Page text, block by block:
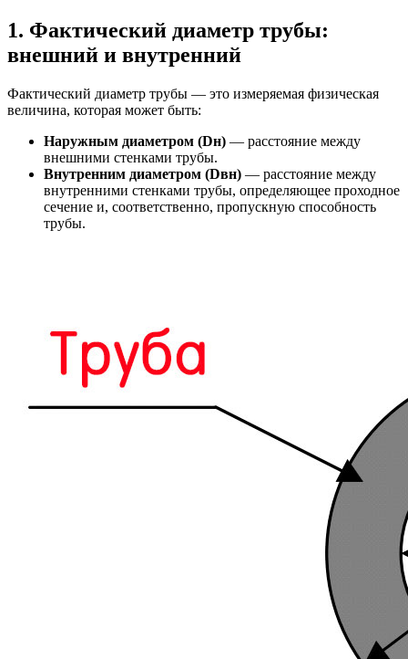
1. Фактический диаметр трубы:
внешний и внутренний
Фактический диаметр трубы — это измеряемая физическая
величина, которая может быть:
Наружным диаметром (Dн) — расстояние между
внешними стенками трубы.
Внутренним диаметром (Dвн) — расстояние между
внутренними стенками трубы, определяющее проходное
сечение и, соответственно, пропускную способность
трубы.